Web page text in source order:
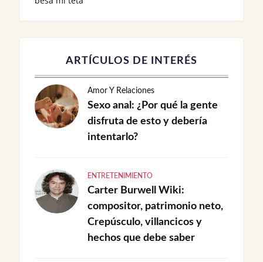
ARTÍCULOS DE INTERÉS
Amor Y Relaciones
Sexo anal: ¿Por qué la gente
disfruta de esto y debería
intentarlo?
ENTRETENIMIENTO
Carter Burwell Wiki:
compositor, patrimonio neto,
Crepúsculo, villancicos y
hechos que debe saber